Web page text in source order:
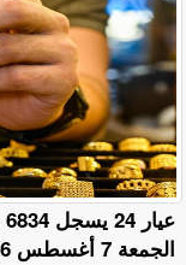
الجمعة 7 أغسطس 2026